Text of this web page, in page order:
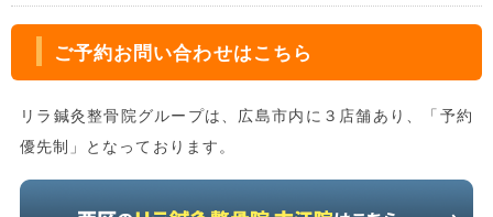
ご予約お問い合わせはこちら
リラ鍼灸整骨院グループは、広島市内に３店舗あり、「予約
優先制」となっております。